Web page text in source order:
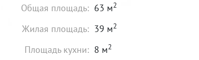
Общая площадь: 63 м2
Жилая площадь: 39 м2
Площадь кухни: 8 м2